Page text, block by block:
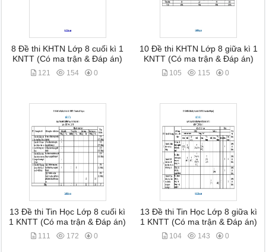
8 Đề thi KHTN Lớp 8 cuối kì 1
KNTT (Có ma trận & Đáp án)
121 154 0
10 Đề thi KHTN Lớp 8 giữa kì 1
KNTT (Có ma trận & Đáp án)
105 115 0
13 Đề thi Tin Học Lớp 8 cuối kì
1 KNTT (Có ma trận & Đáp án)
111 172 0
13 Đề thi Tin Học Lớp 8 giữa kì
1 KNTT (Có ma trận & Đáp án)
104 143 0